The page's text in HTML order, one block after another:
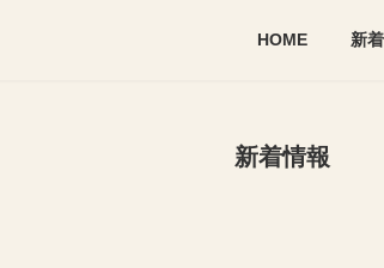
HOME 新
新着情報